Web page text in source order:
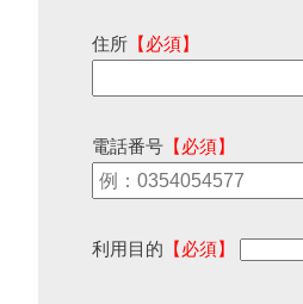
住所 【必須】
電話番号 【必須】
利用目的 【必須】